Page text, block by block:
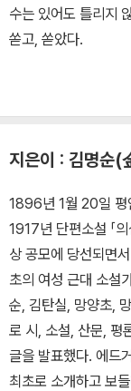
수는 있어도 틀리지
쏟고, 쏟았다.
지은이 : 김명순
1896년 1월 20일 평
1917년 단편소설 「의
상 공모에 당선되면
초의 여성 근대 소설
순, 김탄실, 망양초,
로 시, 소설, 산문, 평
글을 발표했다. 에드
최초로 소개하고 보